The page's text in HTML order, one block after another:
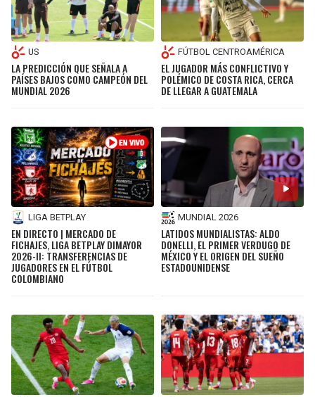
US
LA PREDICCIÓN QUE SEÑALA A
PAÍSES BAJOS COMO CAMPEÓN DEL
MUNDIAL 2026
FÚTBOL CENTROAMÉRICA
EL JUGADOR MÁS CONFLICTIVO Y
POLÉMICO DE COSTA RICA, CERCA
DE LLEGAR A GUATEMALA
LIGA BETPLAY
EN DIRECTO | MERCADO DE
FICHAJES, LIGA BETPLAY DIMAYOR
2026-II: TRANSFERENCIAS DE
JUGADORES EN EL FÚTBOL
COLOMBIANO
MUNDIAL 2026
LATIDOS MUNDIALISTAS: ALDO
DONELLI, EL PRIMER VERDUGO DE
MÉXICO Y EL ORIGEN DEL SUEÑO
ESTADOUNIDENSE